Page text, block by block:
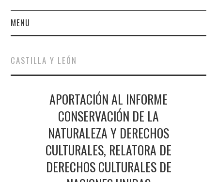
MENU
HACER BOSQUE (SALA DE
PRENSA Y
COLABORACIONES)
QUIÉN ES
CASTILLA Y LEÓN
APORTACIÓN AL INFORME
CONSERVACIÓN DE LA
NATURALEZA Y DERECHOS
CULTURALES, RELATORA DE
DERECHOS CULTURALES DE